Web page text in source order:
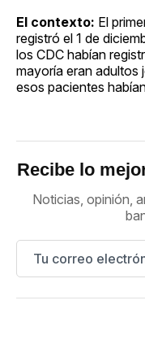
El contexto: El
registró el 1 de
los CDC habían
mayoría eran adultos
esos pacientes
Recibe lo
Noticias, opinión,